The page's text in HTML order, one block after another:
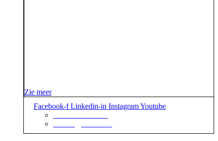
Zie meer
Facebook-f Linkedin-in InstagramYoutube